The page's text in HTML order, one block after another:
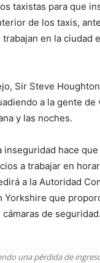
taxistas para que
de los taxis,
en la ciudad
Sir Steve
a la gente de
y las noches.
inseguridad hace que
a trabajar en
a la Autoridad
Yorkshire que
de seguridad.
una pérdida de